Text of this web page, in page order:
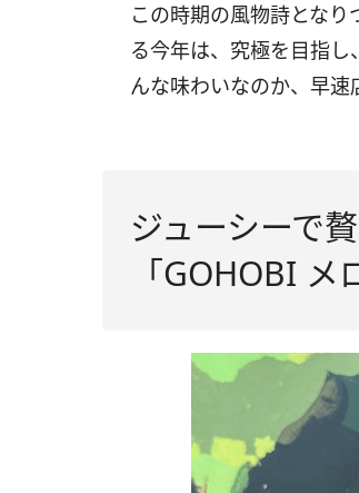
この時期の風物詩とな
る今年は、究極を目指
んな味わいなのか、早速
ジューシーで
「GOHOBI メ